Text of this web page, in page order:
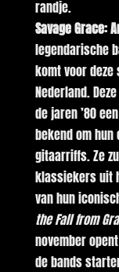
Savage Grace:
legendarische
komt voor
Nederland.
de jaren ’80
bekend om
gitaarriffs. Ze
klassiekers uit
van hun
the Fall from
november
de bands